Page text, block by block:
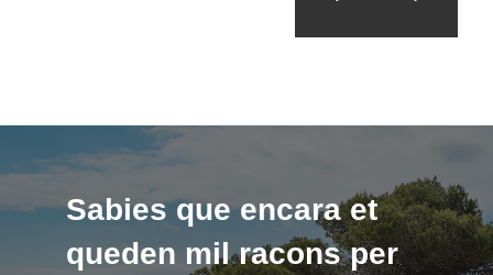
Sabies que encara et
queden mil racons per